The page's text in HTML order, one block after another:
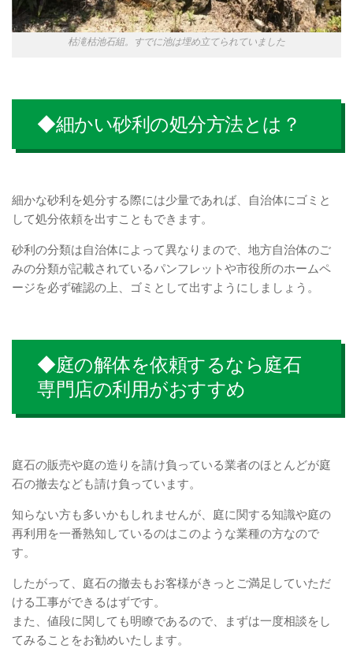
枯滝枯池石組。すでに池は埋め立てられていました
◆細かい砂利の処分方法とは？
細かな砂利を処分する際には少量であれば、自治体にゴミと
して処分依頼を出すこともできます。
砂利の分類は自治体によって異なりまので、地方自治体のご
みの分類が記載されているパンフレットや市役所のホームペ
ージを必ず確認の上、ゴミとして出すようにしましょう。
◆庭の解体を依頼するなら庭石
専門店の利用がおすすめ
庭石の販売や庭の造りを請け負っている業者のほとんどが庭
石の撤去なども請け負っています。
知らない方も多いかもしれませんが、庭に関する知識や庭の
再利用を一番熟知しているのはこのような業種の方なので
す。
したがって、庭石の撤去もお客様がきっとご満足していただ
ける工事ができるはずです。
また、値段に関しても明瞭であるので、まずは一度相談をし
てみることをお勧めいたします。